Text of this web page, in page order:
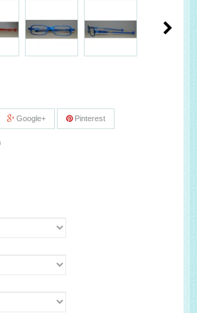
Google+ Pinterest